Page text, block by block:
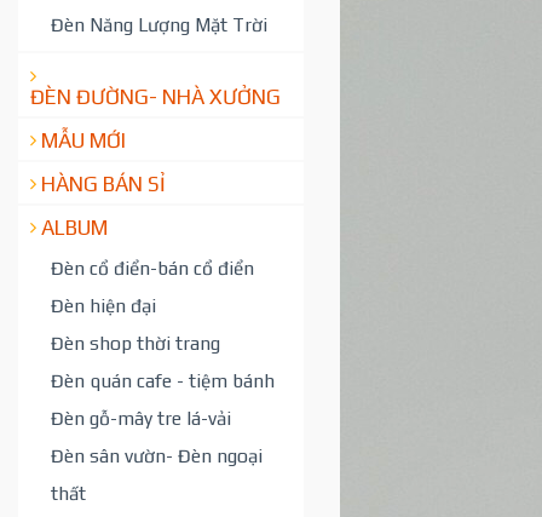
Đèn Năng Lượng Mặt Trời
ĐÈN ĐƯỜNG- NHÀ XƯỞNG
MẪU MỚI
HÀNG BÁN SỈ
ALBUM
Đèn cổ điển-bán cổ điển
Đèn hiện đại
Đèn shop thời trang
Đèn quán cafe - tiệm bánh
Đèn gỗ-mây tre lá-vải
Đèn sân vườn- Đèn ngoại
thất